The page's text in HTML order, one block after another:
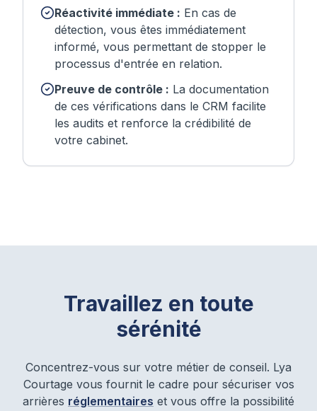
Réactivité immédiate : En cas de
détection, vous êtes immédiatement
informé, vous permettant de stopper le
processus d'entrée en relation.
Preuve de contrôle : La documentation
de ces vérifications dans le CRM facilite
les audits et renforce la crédibilité de
votre cabinet.
Travaillez en toute
sérénité
Concentrez-vous sur votre métier de conseil. Lya
Courtage vous fournit le cadre pour sécuriser vos
arrières réglementaires et vous offre la possibilité